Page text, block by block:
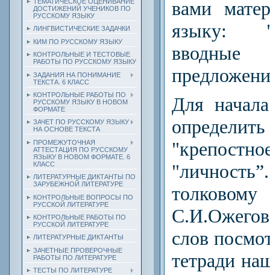
ДОСТИЖЕНИЙ УЧЕНИКОВ ПО
РУССКОМУ ЯЗЫКУ
ЛИНГВИСТИЧЕСКИЕ ЗАДАЧКИ
КИМ ПО РУССКОМУ ЯЗЫКУ
КОНТРОЛЬНЫЕ И ТЕСТОВЫЕ
РАБОТЫ ПО РУССКОМУ ЯЗЫКУ
ЗАДАНИЯ НА ПОНИМАНИЕ
ТЕКСТА. 6 КЛАСС
КОНТРОЛЬНЫЕ РАБОТЫ ПО
РУССКОМУ ЯЗЫКУ В НОВОМ
ФОРМАТЕ
ЗАЧЕТ ПО РУССКОМУ ЯЗЫКУ
НА ОСНОВЕ ТЕКСТА
ПРОМЕЖУТОЧНАЯ
АТТЕСТАЦИЯ ПО РУССКОМУ
ЯЗЫКУ В НОВОМ ФОРМАТЕ. 6
КЛАСС
ЛИТЕРАТУРНЫЕ ДИКТАНТЫ ПО
ЗАРУБЕЖНОЙ ЛИТЕРАТУРЕ
КОНТРОЛЬНЫЕ ВОПРОСЫ ПО
РУССКОЙ ЛИТЕРАТУРЕ
КОНТРОЛЬНЫЕ РАБОТЫ ПО
РУССКОЙ ЛИТЕРАТУРЕ
ЛИТЕРАТУРНЫЕ ДИКТАНТЫ
ЗАЧЕТНЫЕ ПРОВЕРОЧНЫЕ
РАБОТЫ ПО ЛИТЕРАТУРЕ
ТЕСТЫ ПО ЛИТЕРАТУРЕ
вами
языку:
Для
слов
тетради